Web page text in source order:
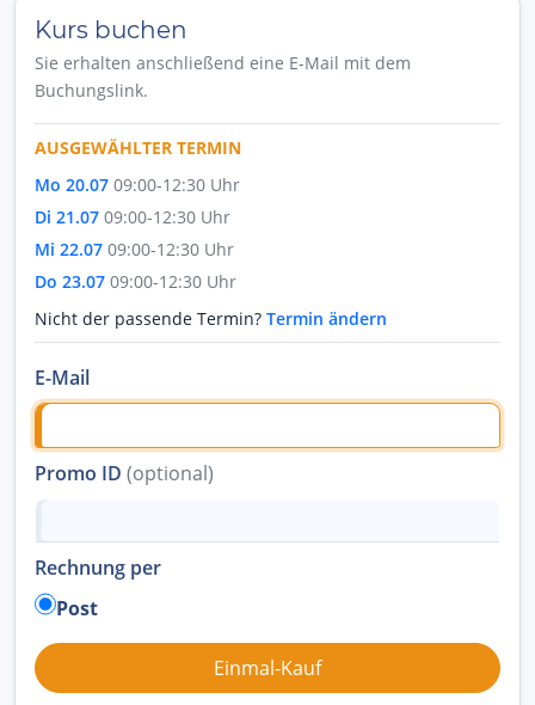
Kurs buchen
Sie erhalten anschließend eine E-Mail mit dem
Buchungslink.
AUSGEWÄHLTER TERMIN
Mo 20.07 09:00-12:30 Uhr
Di 21.07 09:00-12:30 Uhr
Mi 22.07 09:00-12:30 Uhr
Do 23.07 09:00-12:30 Uhr
Nicht der passende Termin? Termin ändern
E-Mail
Promo ID (optional)
Rechnung per
Post